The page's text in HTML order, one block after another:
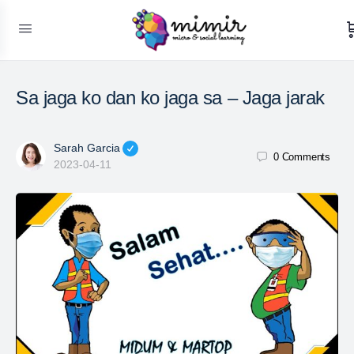
Sa jaga ko dan ko jaga sa – Jaga jarak
Sarah Garcia
2023-04-11
0 Comments